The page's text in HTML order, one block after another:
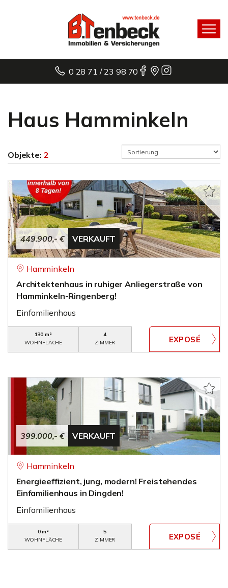
0 28 71 / 23 98 70
Haus Hamminkeln
Objekte: 2
449.900,- € VERKAUFT
Hamminkeln
Architektenhaus in ruhiger Anliegerstraße von
Hamminkeln-Ringenberg!
Einfamilienhaus
130 m²
WOHNFLÄCHE
4
ZIMMER
399.000,- € VERKAUFT
Hamminkeln
Energieeffizient, jung, modern! Freistehendes
Einfamilienhaus in Dingden!
Einfamilienhaus
0 m²
WOHNFLÄCHE
5
ZIMMER